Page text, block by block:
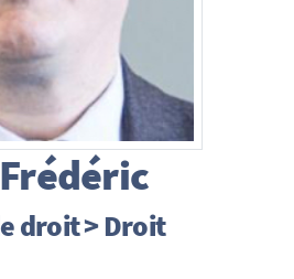
droit > Droit